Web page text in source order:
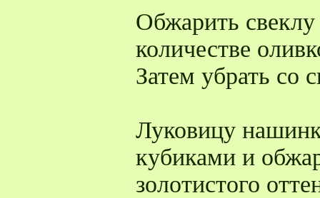
Обжарить
количестве
Затем убрать со
Луковицу
кубиками и
золотистого